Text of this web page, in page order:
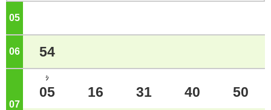
05
06 54
07
ｼ
05 16 31 40 50